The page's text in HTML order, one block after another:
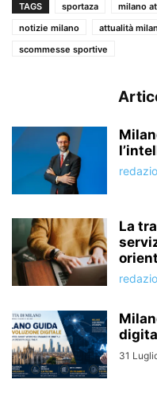
TAGS sportaza milano
notizie milano
attualità
scommesse sportive
La
31